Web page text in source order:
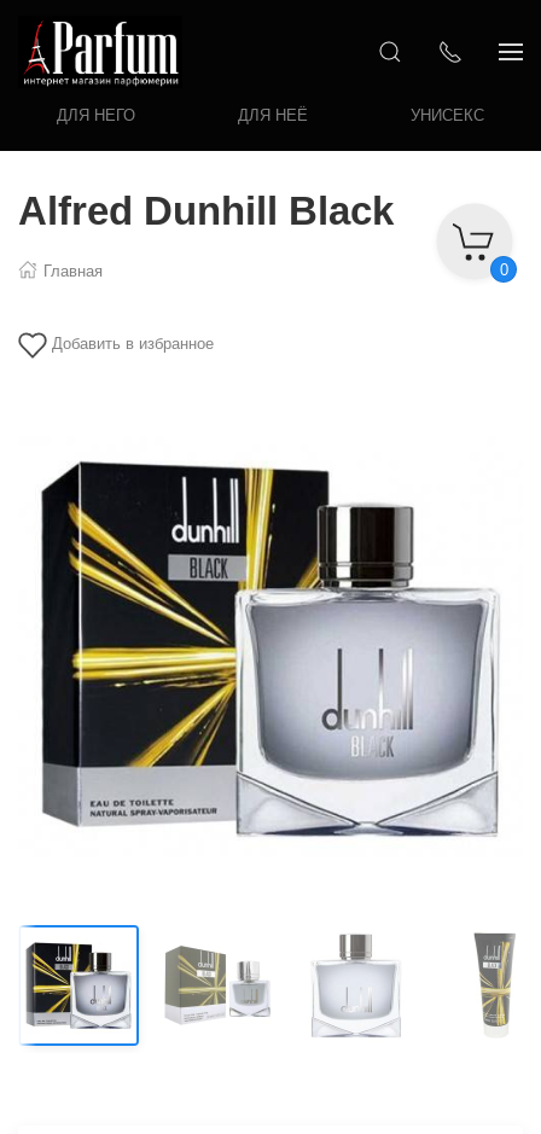
ДЛЯ НЕГО ДЛЯ НЕЁ УНИСЕКС
0
Alfred Dunhill Black
Главная
Добавить в избранное